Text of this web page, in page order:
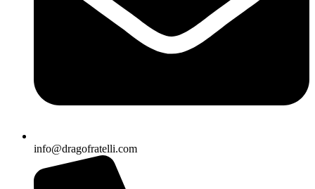
info@dragofratelli.com